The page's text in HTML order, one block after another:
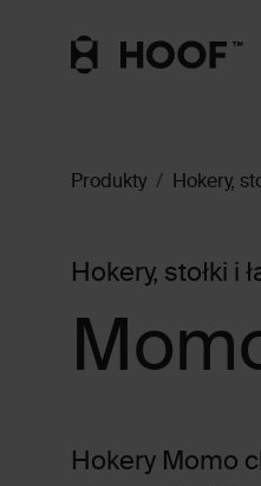
Produkty Hokery,
Hokery, stołki i
Hokery Momo